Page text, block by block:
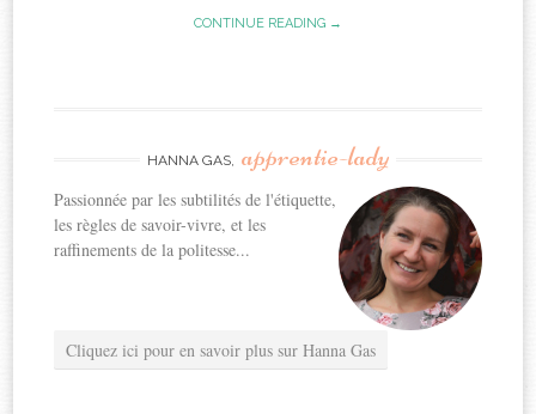
CONTINUE READING →
HANNA GAS, apprentie-lady
Passionnée par les subtilités de l'étiquette,
les règles de savoir-vivre, et les
raffinements de la politesse...
Cliquez ici pour en savoir plus sur Hanna Gas